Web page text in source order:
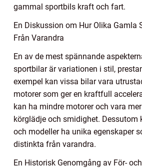
gammal sportbils kraft och fart.
En Diskussion om Hur Olika Gamla
Från Varandra
En av de mest spännande
sportbilar är variationen i stil,
exempel kan vissa bilar vara
motorer som ger en kraftfull
kan ha mindre motorer och vara
körglädje och smidighet. Dessutom
och modeller ha unika egenskaper
distinkta från varandra.
En Historisk Genomgång av För-